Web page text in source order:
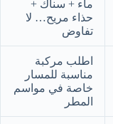
ماء + سناك +
حذاء مريح… لا
تفاوض
اطلب مركبة
مناسبة للمسار
خاصة في مواسم
المطر